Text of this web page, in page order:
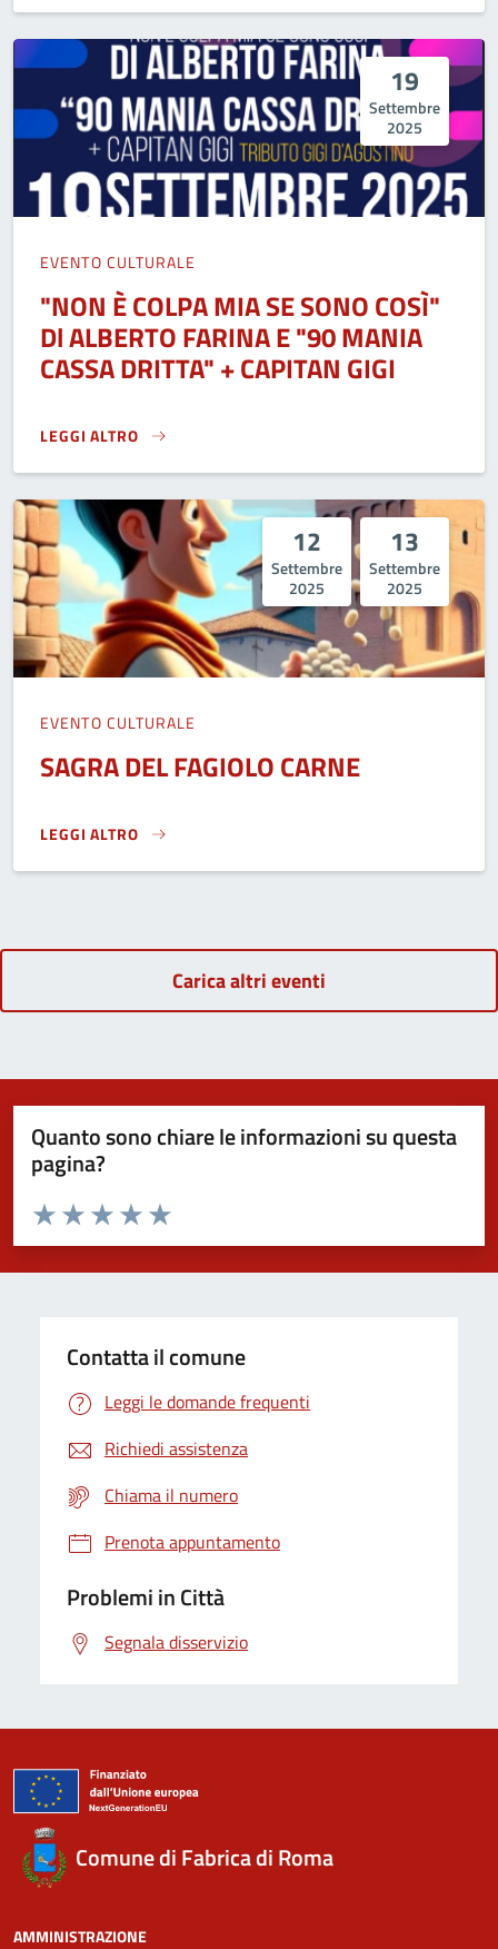
19
Settembre
2025
EVENTO CULTURALE
"NON È COLPA MIA SE SONO COSÌ"
Dl ALBERTO FARINA E "90 MANIA
CASSA DRITTA" + CAPITAN GIGI
LEGGI ALTRO
"NON È COLPA MIA SE SONO COSÌ" DL ALBERTO FARINA E
12
Settembre
2025
13
Settembre
2025
EVENTO CULTURALE
SAGRA DEL FAGIOLO CARNE
LEGGI ALTRO
SAGRA DEL FAGIOLO CARNE}
Carica altri eventi
Quanto sono chiare le informazioni su questa
pagina?
Domanda
Valuta da 1 a 5 stelle la pagina
Valuta 5 stelle su 5
Valuta 4 stelle su 5
Valuta 3 stelle su 5
Valuta 2 stelle su 5
Valuta 1 stelle su 5
Contatta il comune
Leggi le domande frequenti
Richiedi assistenza
Chiama il numero
Prenota appuntamento
Problemi in Città
Segnala disservizio
Comune di Fabrica di Roma
AMMINISTRAZIONE